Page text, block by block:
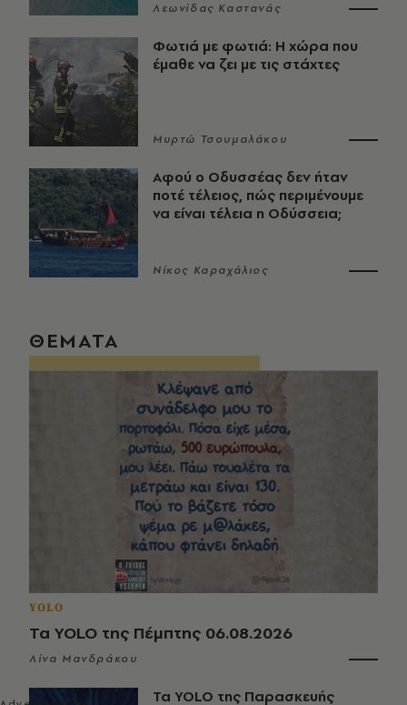
Λεωνίδας Καστανάς
Φωτιά με φωτιά: Η χώρα που
έμαθε να ζει με τις στάχτες
Μυρτώ Τσουμαλάκου
Αφού ο Οδυσσέας δεν ήταν
ποτέ τέλειος, πώς περιμένουμε
να είναι τέλεια η Οδύσσεια;
Νίκος Καραχάλιος
ΘΕΜΑΤΑ
YOLO
Τα YOLO της Πέμπτης 06.08.2026
Λίνα Μανδράκου
Τα YOLO της Παρασκευής